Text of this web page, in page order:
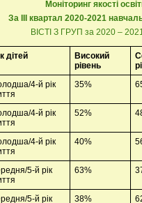
Моніторинг якості
За ІІІ квартал 2020-2021
ВІСТІ З ГРУП за 2020 –
дітей
Високий
рівень
4-й рік
35%
4-й рік
52%
4-й рік
40%
5-й рік
63%
5-й рік
38%